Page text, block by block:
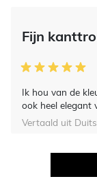
Fijn
Ik hou van de
ook heel elegant
Vertaald uit Duits